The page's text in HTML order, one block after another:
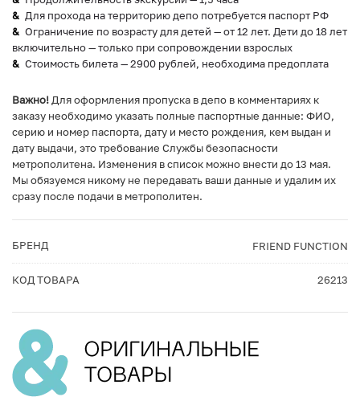
Для прохода на территорию депо потребуется паспорт РФ
Ограничение по возрасту для детей — от 12 лет. Дети до 18 лет
включительно — только при сопровождении взрослых
Стоимость билета — 2900 рублей, необходима предоплата
Важно!Для оформления пропуска в депо в комментариях к
заказу необходимо указать полные паспортные данные: ФИО,
серию и номер паспорта, дату и место рождения, кем выдан и
дату выдачи, это требование Службы безопасности
метрополитена. Изменения в список можно внести до 13 мая.
Мы обязуемся никому не передавать ваши данные и удалим их
сразу после подачи в метрополитен.
БРЕНД FRIEND FUNCTION
КОД ТОВАРА 26213